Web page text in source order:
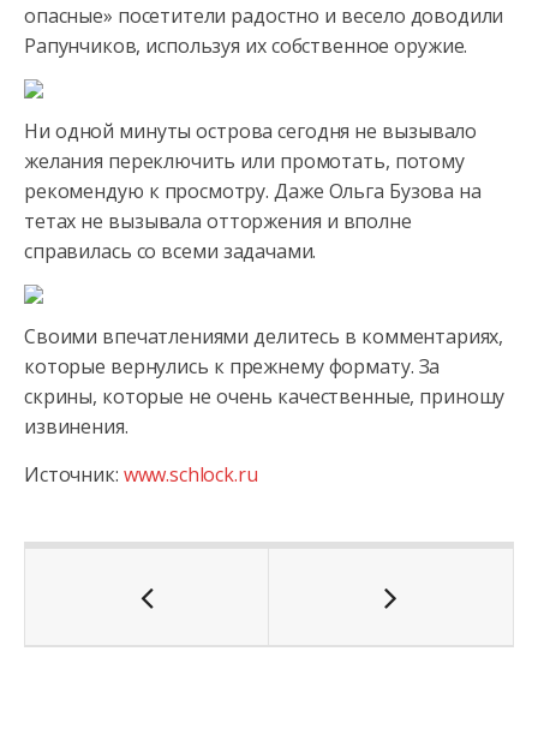
опасные» посетители радостно и весело доводили
Рапунчиков, используя их собственное оружие.
Ни одной минуты острова сегодня не вызывало
желания переключить или промотать, потому
рекомендую к просмотру. Даже Ольга Бузова на
тетах не вызывала отторжения и вполне
справилась со всеми задачами.
Своими впечатлениями делитесь в комментариях,
которые вернулись к прежнему формату. За
скрины, которые не очень качественные, приношу
извинения.
Источник: www.schlock.ru